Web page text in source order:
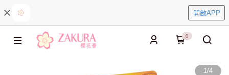
開啟APP
0
1/4